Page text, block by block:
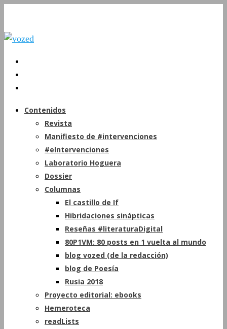
Contenidos
Revista
Manifiesto de #intervenciones
#eIntervenciones
Laboratorio Hoguera
Dossier
Columnas
El castillo de If
Hibridaciones sinápticas
Reseñas #literaturaDigital
80P1VM: 80 posts en 1 vuelta al mundo
blog vozed (de la redacción)
blog de Poesía
Rusia 2018
Proyecto editorial: ebooks
Hemeroteca
readLists